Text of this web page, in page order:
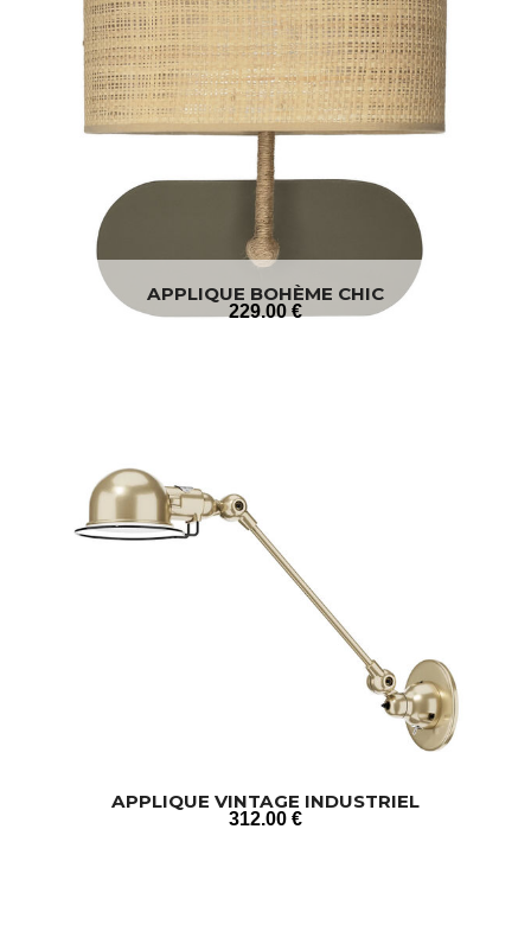
APPLIQUE BOHÈME CHIC
229.00 €
APPLIQUE VINTAGE INDUSTRIEL
312.00 €